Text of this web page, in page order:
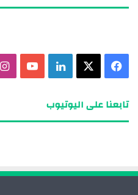
تابعنا على اليوتيوب